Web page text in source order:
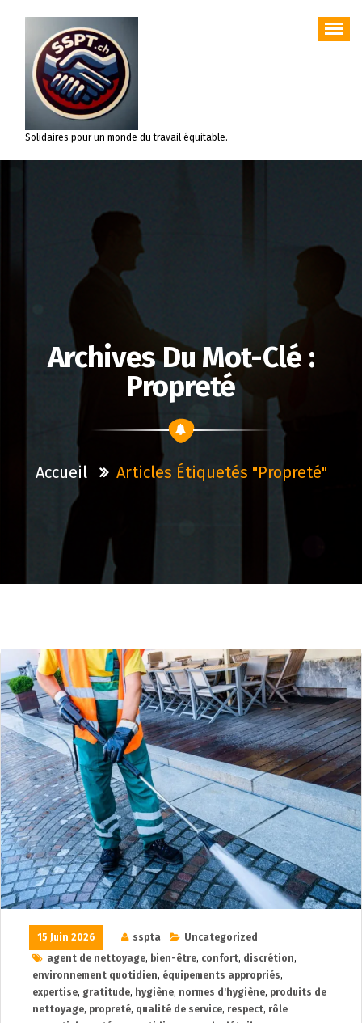
contenu
Solidaires pour un monde du travail équitable.
Archives Du Mot-Clé :
Propreté
Accueil Articles Étiquetés "propreté"
15 Juin 2026 sspta
Uncategorized
agent de nettoyage, bien-être, confort, discrétion,
environnement quotidien, équipements appropriés,
expertise, gratitude, hygiène, normes d'hygiène, produits de
nettoyage, propreté, qualité de service, respect, rôle